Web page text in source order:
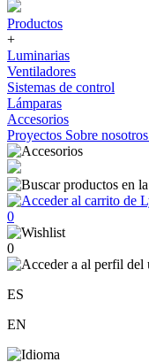
Productos
+
Luminarias
Ventiladores
Sistemas de control
Lámparas
Accesorios
Proyectos Sobre nosotros
0
0
ES
EN